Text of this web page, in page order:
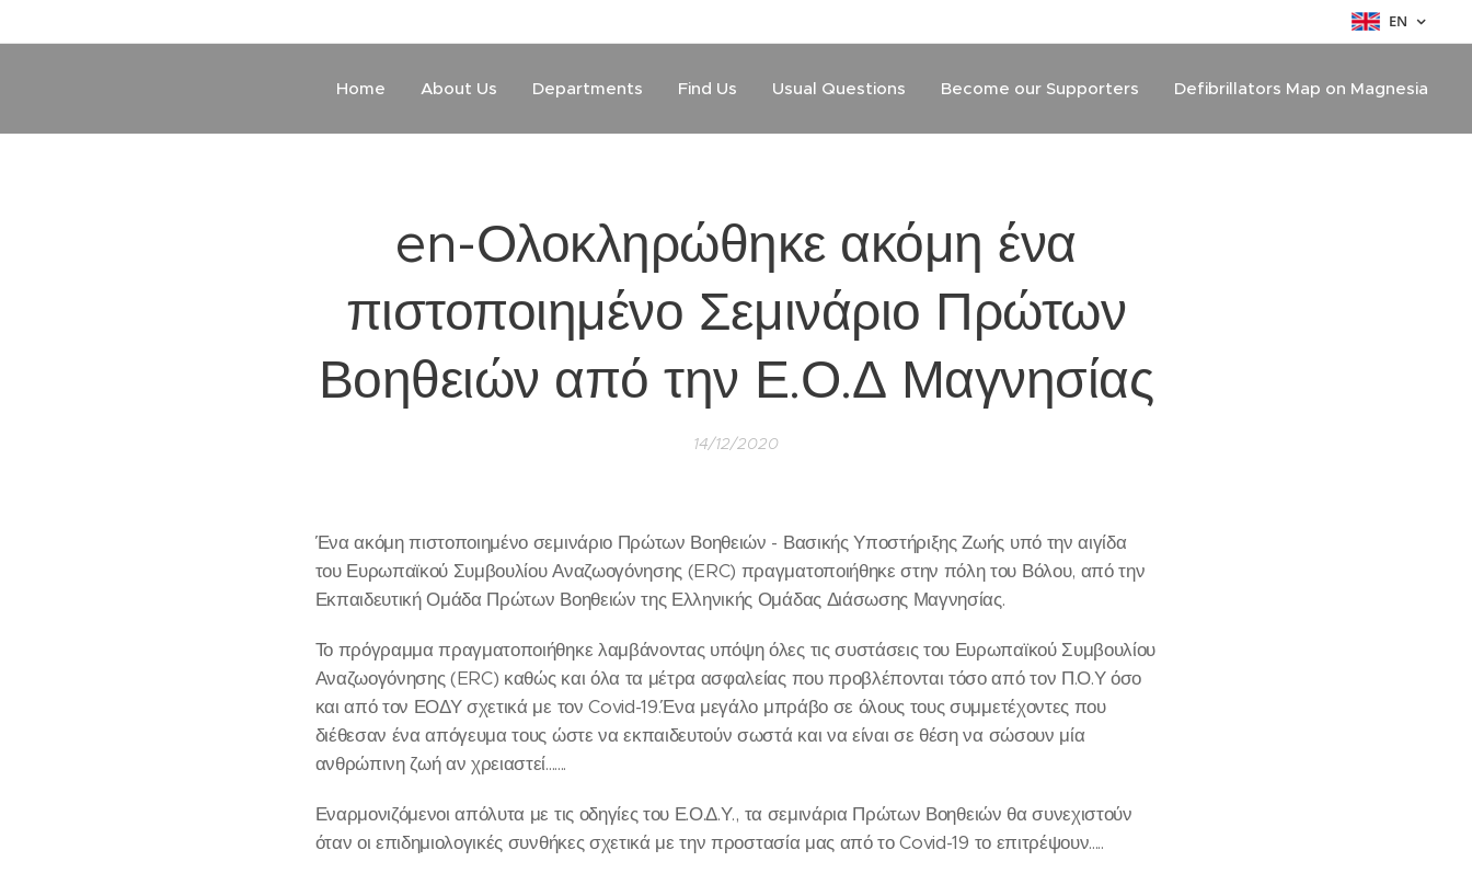
EN
Home About Us Departments Find Us Usual Questions Become our Supporters Defibrillators Map on Magnesia
en-Ολοκληρώθηκε ακόμη ένα
πιστοποιημένο Σεμινάριο Πρώτων
Βοηθειών από την Ε.Ο.Δ Μαγνησίας
14/12/2020
Ένα ακόμη πιστοποιημένο σεμινάριο Πρώτων Βοηθειών - Βασικής Υποστήριξης Ζωής υπό την αιγίδα
του Ευρωπαϊκού Συμβουλίου Αναζωογόνησης (ERC) πραγματοποιήθηκε στην πόλη του Βόλου, από την
Εκπαιδευτική Ομάδα Πρώτων Βοηθειών της Ελληνικής Ομάδας Διάσωσης Μαγνησίας.
Το πρόγραμμα πραγματοποιήθηκε λαμβάνοντας υπόψη όλες τις συστάσεις του Ευρωπαϊκού Συμβουλίου
Αναζωογόνησης (ERC) καθώς και όλα τα μέτρα ασφαλείας που προβλέπονται τόσο από τον Π.Ο.Υ όσο
και από τον ΕΟΔΥ σχετικά με τον Covid-19.Ένα μεγάλο μπράβο σε όλους τους συμμετέχοντες που
διέθεσαν ένα απόγευμα τους ώστε να εκπαιδευτούν σωστά και να είναι σε θέση να σώσουν μία
ανθρώπινη ζωή αν χρειαστεί.......
Εναρμονιζόμενοι απόλυτα με τις οδηγίες του Ε.Ο.Δ.Υ., τα σεμινάρια Πρώτων Βοηθειών θα συνεχιστούν
όταν οι επιδημιολογικές συνθήκες σχετικά με την προστασία μας από το Covid-19 το επιτρέψουν.....